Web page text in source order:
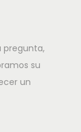
pregunta,
su
un